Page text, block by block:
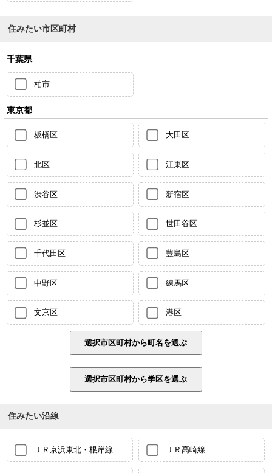
住みたい市区町村
千葉県
柏市
東京都
板橋区 大田区
北区 江東区
渋谷区 新宿区
杉並区 世田谷区
千代田区 豊島区
中野区 練馬区
文京区 港区
住みたい沿線
ＪＲ京浜東北・根岸線 ＪＲ高崎線